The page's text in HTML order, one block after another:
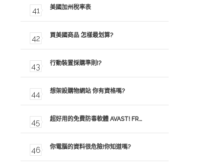
美國加州稅率表
買美國商品 怎樣最划算?
行動裝置採購準則!?
想架設購物網站 你有資格嗎?
超好用的免費防毒軟體 AVAST! FR…
你電腦的資料很危險!你知道嗎?